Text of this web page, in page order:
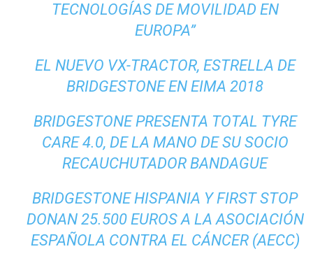
TECNOLOGÍAS DE MOVILIDAD EN
EUROPA”
EL NUEVO VX-TRACTOR, ESTRELLA DE
BRIDGESTONE EN EIMA 2018
BRIDGESTONE PRESENTA TOTAL TYRE
CARE 4.0, DE LA MANO DE SU SOCIO
RECAUCHUTADOR BANDAGUE
BRIDGESTONE HISPANIA Y FIRST STOP
DONAN 25.500 EUROS A LA ASOCIACIÓN
ESPAÑOLA CONTRA EL CÁNCER (AECC)